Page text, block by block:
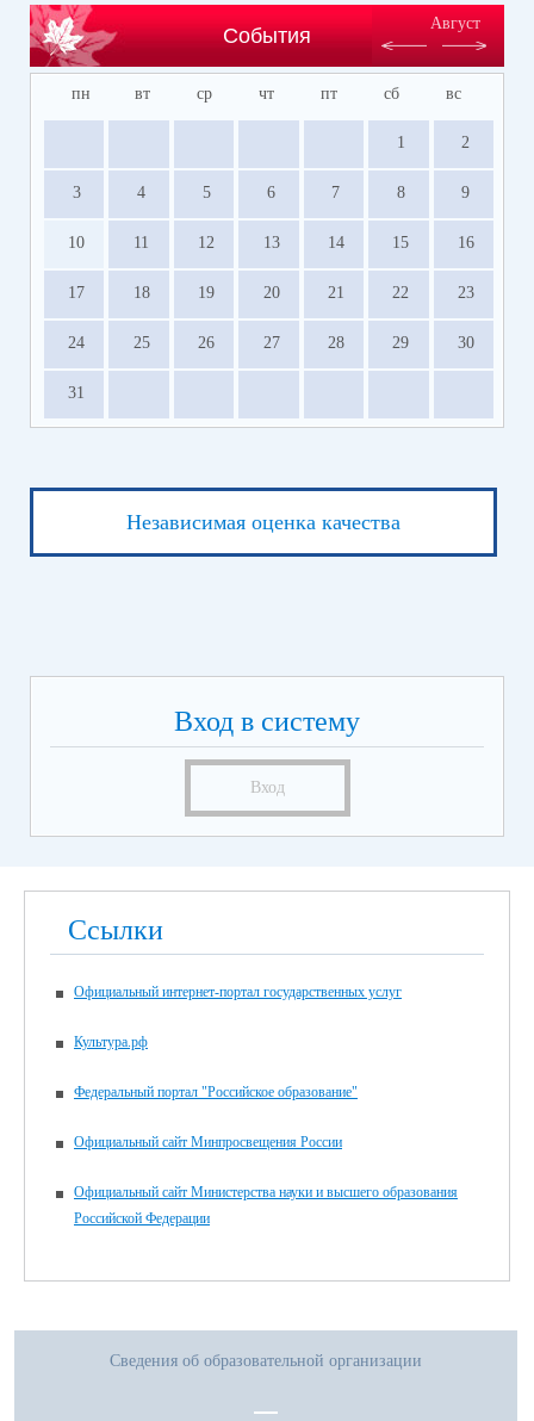
События
Август
пн вт ср чт пт сб вс
1 2
3 4 5 6 7 8 9
10 11 12 13 14 15 16
17 18 19 20 21 22 23
24 25 26 27 28 29 30
31
Независимая оценка качества
Вход в систему
Вход
Ссылки
Официальный интернет-портал государственных услуг
Культура.рф
Федеральный портал "Российское образование"
Официальный сайт Минпросвещения России
Официальный сайт Министерства науки и высшего образования
Российской Федерации
Сведения об образовательной организации